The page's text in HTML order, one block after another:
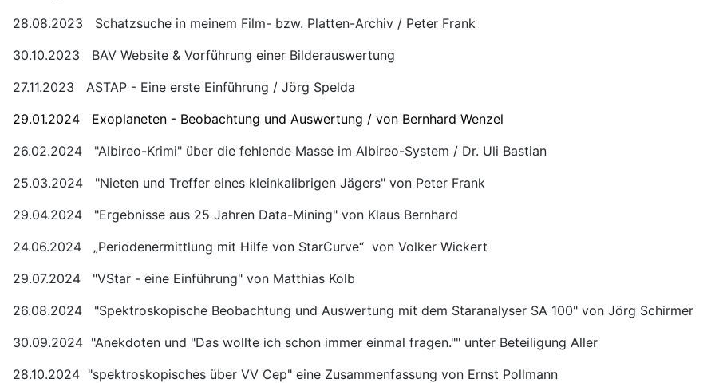
28.08.2023 Schatzsuche in meinem Film- bzw. Platten-Archiv / Peter Frank
30.10.2023 BAV Website & Vorführung einer Bilderauswertung
27.11.2023 ASTAP - Eine erste Einführung / Jörg Spelda
29.01.2024 Exoplaneten - Beobachtung und Auswertung / von Bernhard Wenzel
26.02.2024 "Albireo-Krimi" über die fehlende Masse im Albireo-System / Dr. Uli Bastian
25.03.2024 "Nieten und Treffer eines kleinkalibrigen Jägers" von Peter Frank
29.04.2024 "Ergebnisse aus 25 Jahren Data-Mining" von Klaus Bernhard
24.06.2024 „Periodenermittlung mit Hilfe von StarCurve“ von Volker Wickert
29.07.2024 "VStar - eine Einführung" von Matthias Kolb
26.08.2024 "Spektroskopische Beobachtung und Auswertung mit dem Staranalyser SA 100" von Jörg Schirmer
30.09.2024 "Anekdoten und "Das wollte ich schon immer einmal fragen."" unter Beteiligung Aller
28.10.2024 "spektroskopisches über VV Cep" eine Zusammenfassung von Ernst Pollmann